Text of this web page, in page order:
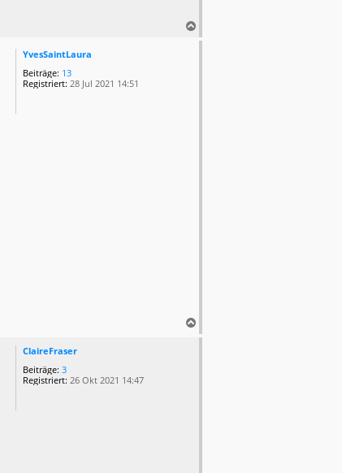
a
YvesSaintLaura
Beiträge: 13
Registriert: 28 Jul 2021 14:51
a
ClaireFraser
Beiträge: 3
Registriert: 26 Okt 2021 14:47